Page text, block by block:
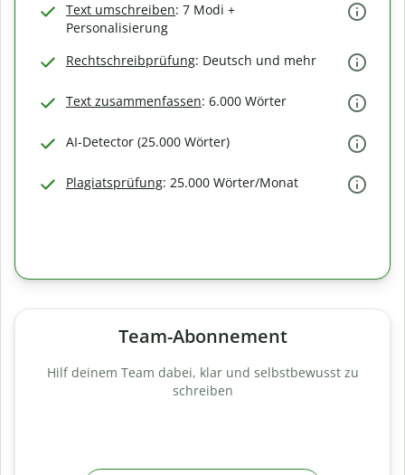
Text umschreiben: 7 Modi +
Personalisierung
Rechtschreibprüfung: Deutsch und mehr
Text zusammenfassen: 6.000 Wörter
AI-Detector (25.000 Wörter)
Plagiatsprüfung: 25.000 Wörter/Monat
Team-Abonnement
Hilf deinem Team dabei, klar und selbstbewusst zu
schreiben